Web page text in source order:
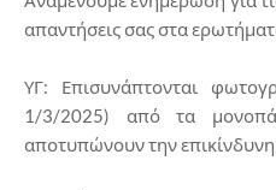
απαντήσεις σας στα
ΥΓ: Επισυνάπτονται
1/3/2025) από τα
αποτυπώνουν την